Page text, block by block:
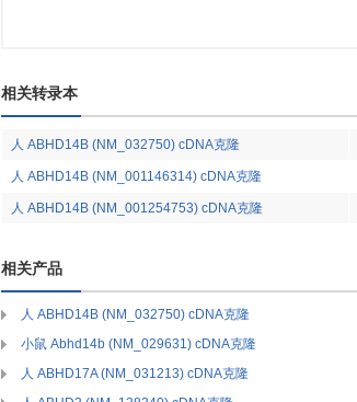
相关转录本
人 ABHD14B (NM_032750) cDNA克隆
人 ABHD14B (NM_001146314) cDNA克隆
人 ABHD14B (NM_001254753) cDNA克隆
相关产品
人 ABHD14B (NM_032750) cDNA克隆
小鼠 Abhd14b (NM_029631) cDNA克隆
人 ABHD17A (NM_031213) cDNA克隆